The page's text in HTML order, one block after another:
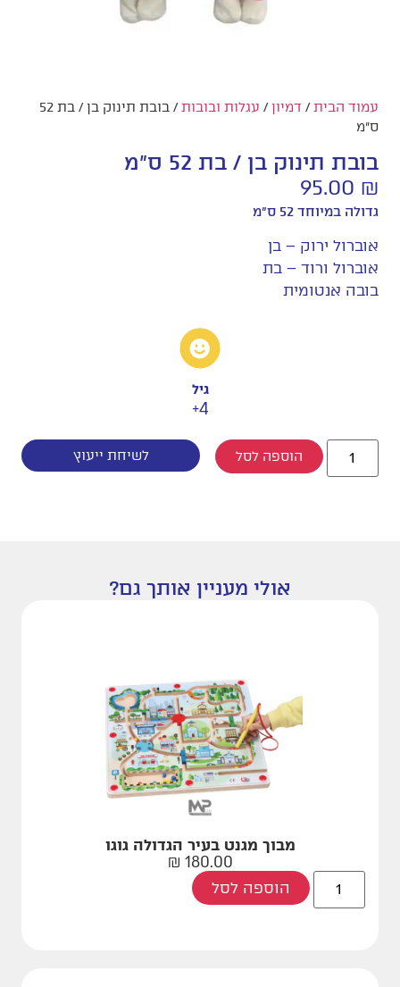
עמוד הבית/ דמיון/ עגלות ובובות
/ בובת תינוק בן / בת 52
ס"מ
בובת תינוק בן / בת 52 ס"מ
95.00 ₪
גדולה במיוחד 52 ס"מ
אוברול ירוק – בן
אוברול ורוד – בת
בובה אנטומית
גיל
4+
הוספה לסל לשיחת ייעוץ
אולי מעניין אותך גם?
מבוך מגנט בעיר הגדולה גוגו
180.00
₪
הוספה לסל